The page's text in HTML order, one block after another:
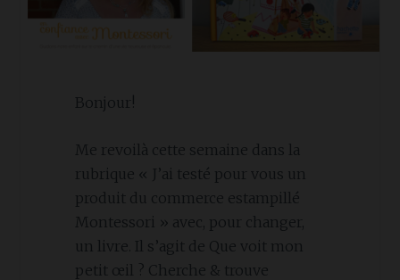
Bonjour!
Me revoilà cette semaine dans la
rubrique « J’ai testé pour vous un
produit du commerce estampillé
Montessori » avec, pour changer,
un livre. Il s’agit de Que voit mon
petit œil ? Cherche & trouve